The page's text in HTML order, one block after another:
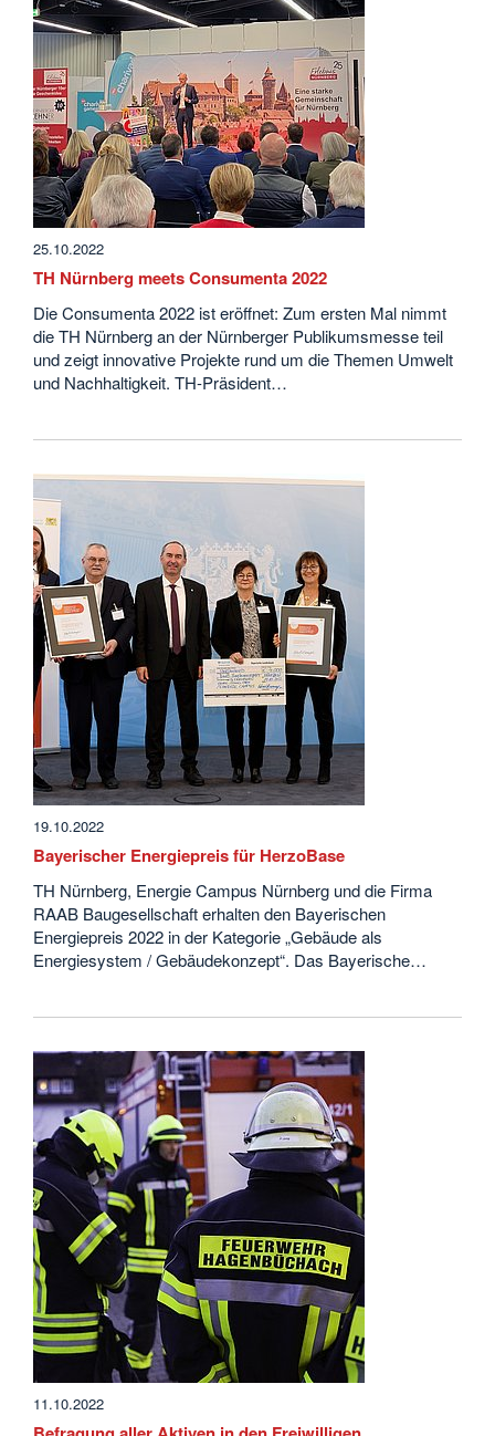
25.10.2022
TH Nürnberg meets Consumenta 2022
Die Consumenta 2022 ist eröffnet: Zum ersten Mal nimmt
die TH Nürnberg an der Nürnberger Publikumsmesse teil
und zeigt innovative Projekte rund um die Themen Umwelt
und Nachhaltigkeit. TH-Präsident…
19.10.2022
Bayerischer Energiepreis für HerzoBase
TH Nürnberg, Energie Campus Nürnberg und die Firma
RAAB Baugesellschaft erhalten den Bayerischen
Energiepreis 2022 in der Kategorie „Gebäude als
Energiesystem / Gebäudekonzept“. Das Bayerische…
11.10.2022